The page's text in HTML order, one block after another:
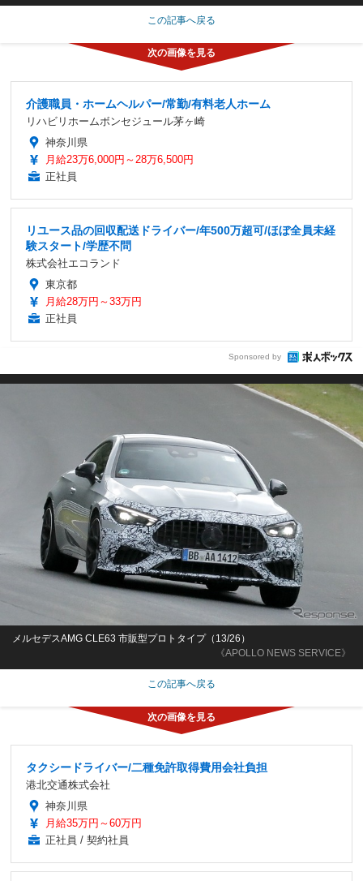
この記事へ戻る
介護職員・ホームヘルパー/常勤/有料老人ホーム
リハビリホームボンセジュール茅ヶ崎
神奈川県
月給23万6,000円～28万6,500円
正社員
リユース品の回収配送ドライバー/年500万超可/ほぼ全員未経
験スタート/学歴不問
株式会社エコランド
東京都
月給28万円～33万円
正社員
Sponsored by
《APOLLO NEWS SERVICE》
メルセデスAMG CLE63 市販型プロトタイプ（13/26）
この記事へ戻る
タクシードライバー/二種免許取得費用会社負担
港北交通株式会社
神奈川県
月給35万円～60万円
正社員 / 契約社員